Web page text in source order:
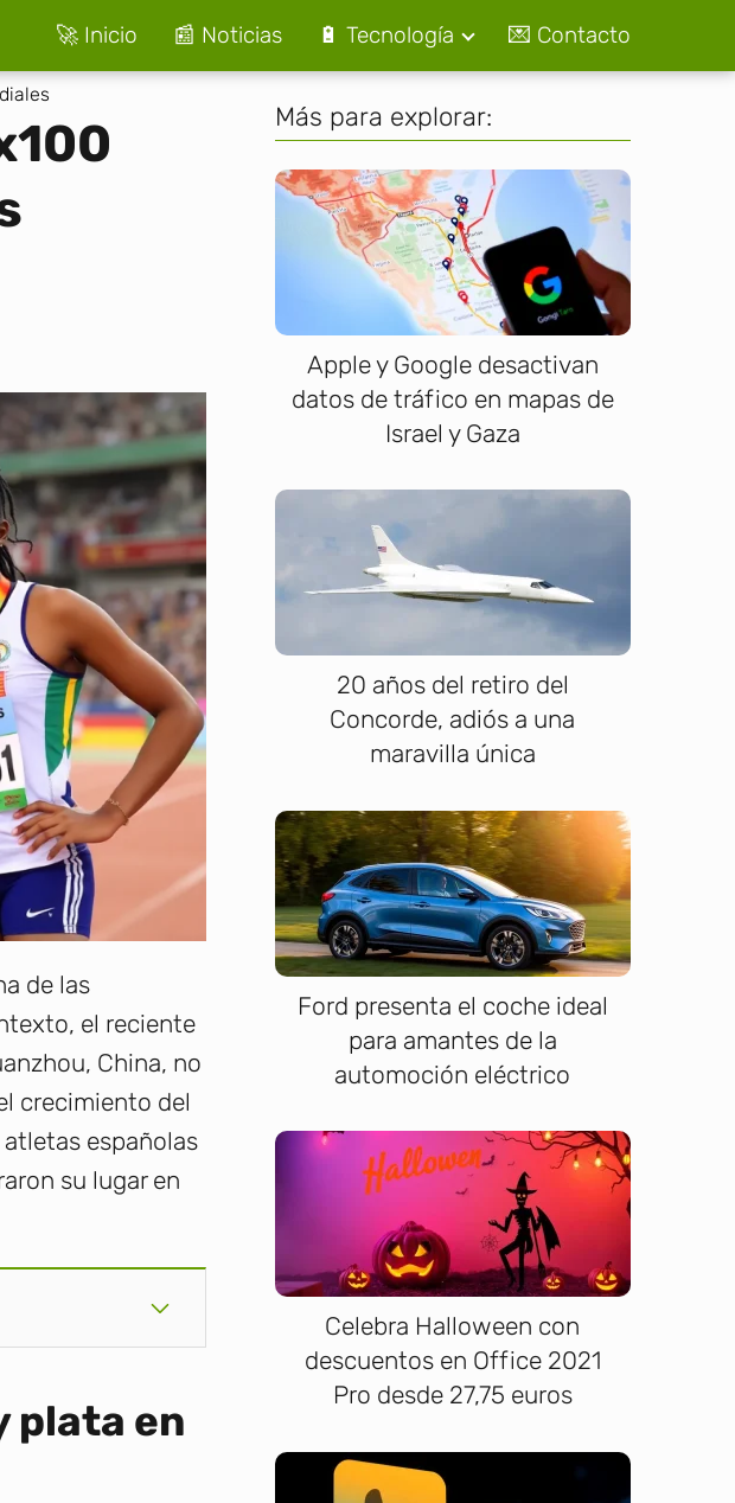
🚀 Inicio 📰 Noticias 🔋 Tecnología 💌 Contacto
de las
el reciente
China, no
crecimiento del
españolas
su lugar en
plata en
Más para explorar:
Apple y Google desactivan
datos de tráfico en mapas de
Israel y Gaza
20 años del retiro del
Concorde, adiós a una
maravilla única
Ford presenta el coche ideal
para amantes de la
automoción eléctrico
Celebra Halloween con
descuentos en Office 2021
Pro desde 27,75 euros